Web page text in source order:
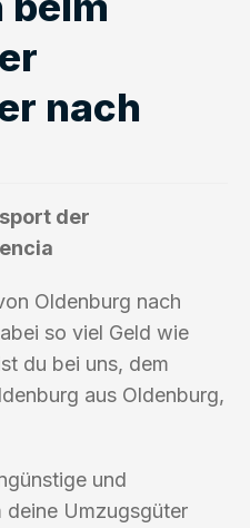
nach
der
Oldenburg nach
so viel Geld wie
du bei uns, dem
aus Oldenburg,
und
deine Umzugsgüter